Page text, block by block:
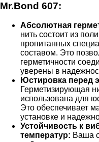
Mr.Bond 607:
Абсолютная
нить состоит из
пропитанных
составом. Это
герметичности
уверены в
Юстировка перед
Герметизирующая
использована для
Это обеспечивает
установке и
Устойчивость к
температур: Ваша